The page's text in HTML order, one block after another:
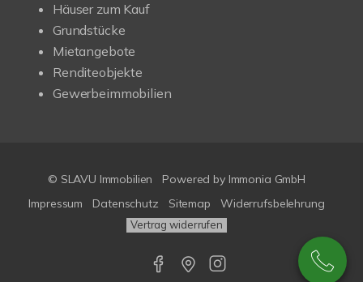
Häuser zum Kauf
Grundstücke
Mietangebote
Renditeobjekte
Gewerbeimmobilien
© SLAVU Immobilien
Powered by Immonia GmbH
Impressum
Datenschutz Sitemap Widerrufsbelehrung
Vertrag widerrufen